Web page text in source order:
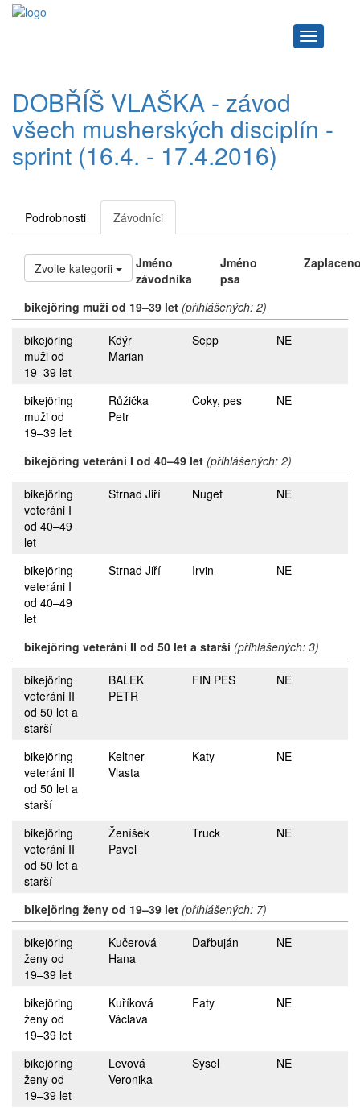
Navigace
DOBŘÍŠ VLAŠKA - závod
všech musherských disciplín -
sprint (16.4. - 17.4.2016)
Podrobnosti Závodníci
Zvolte kategorii
Jméno
závodníka
Jméno
psa
bikejöring muži od 19–39 let (přihlášených: 2)
bikejöring
muži od
19–39 let
Kdýr
Marian
Sepp NE
bikejöring
muži od
19–39 let
Růžička
Petr
Čoky, pes NE
bikejöring veteráni I od 40–49 let (přihlášených: 2)
bikejöring
veteráni I
od 40–49
let
Strnad Jiří Nuget NE
bikejöring
veteráni I
od 40–49
let
Strnad Jiří Irvin NE
bikejöring veteráni II od 50 let a starší (přihlášených: 3)
bikejöring
veteráni II
od 50 let a
starší
BALEK
PETR
FIN PES NE
bikejöring
veteráni II
od 50 let a
starší
Keltner
Vlasta
Katy NE
bikejöring
veteráni II
od 50 let a
starší
Ženíšek
Pavel
Truck NE
bikejöring ženy od 19–39 let (přihlášených: 7)
bikejöring
ženy od
19–39 let
Kučerová
Hana
Dařbuján NE
bikejöring
ženy od
19–39 let
Kuříková
Václava
Faty NE
bikejöring
ženy od
19–39 let
Levová
Veronika
Sysel NE